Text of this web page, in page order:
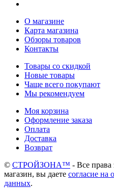
О магазине
Карта магазина
Обзоры товаров
Контакты
Товары со скидкой
Новые товары
Чаще всего покупают
Мы рекомендуем
Моя корзина
Оформление заказа
Оплата
Доставка
Возврат
© СТРОЙЗОНА™ - Все
магазин, вы даете согласие на
данных.